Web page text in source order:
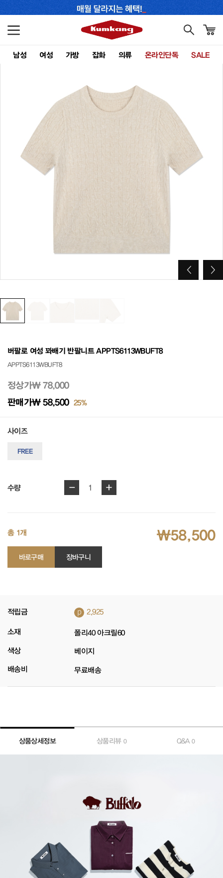
남성 여성 가방 잡화 의류 온라인단독 SALE
버팔로 여성 꽈배기 반팔니트 APPTS6113WBUFT8
APPTS6113WBUFT8
정상가₩ 78,000
판매가₩ 58,500 25%
사이즈
FREE
수량 - 1 +
총 1개 ₩58,500
바로구매 장바구니
적립금 p 2,925
소재 폴리40 아크릴60
색상 베이지
배송비 무료배송
상품상세정보 상품리뷰 0 Q&A0